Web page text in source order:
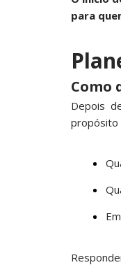
para
Como
Depois
propósito